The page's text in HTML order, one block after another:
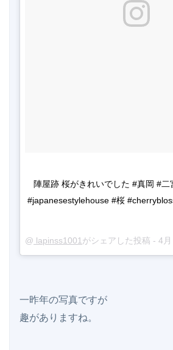
陣屋跡 桜がきれいでした #真岡 #二
#japanesestylehouse #桜
@ lapinss1001 がシェアした投稿 - 4月
一昨年の写真ですが
趣がありますね。